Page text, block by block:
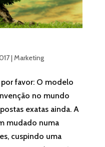
| Marketing
favor: O modelo
no mundo
exatas ainda. A
mudado numa
cuspindo uma